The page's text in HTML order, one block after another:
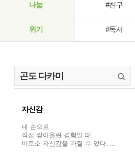
나눔 #친구
위기 #독서
자신감
내 손으로
직접 쌓아올린 경험일 때
비로소 자신감을 가질 수 있다. ...